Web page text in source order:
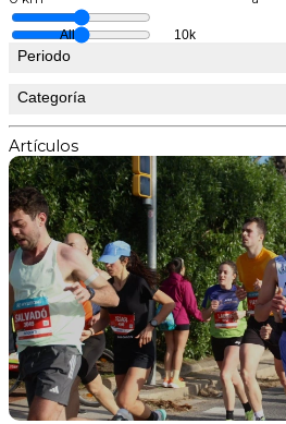
All 10k
Periodo
Categoría
Artículos